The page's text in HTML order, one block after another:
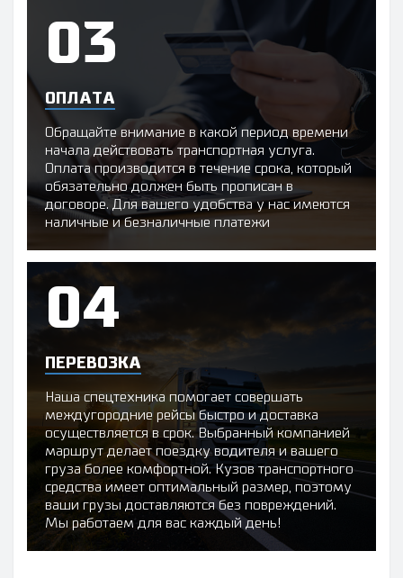
ОПЛАТА
Обращайте внимание в какой период времени
начала действовать транспортная услуга.
Оплата производится в течение срока, который
обязательно должен быть прописан в
договоре. Для вашего удобства у нас имеются
наличные и безналичные платежи
ПЕРЕВОЗКА
Наша спецтехника помогает совершать
междугородние рейсы быстро и доставка
осуществляется в срок. Выбранный компанией
маршрут делает поездку водителя и вашего
груза более комфортной. Кузов транспортного
средства имеет оптимальный размер, поэтому
ваши грузы доставляются без повреждений.
Мы работаем для вас каждый день!